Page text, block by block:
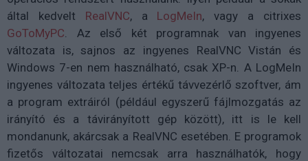
által kedvelt RealVNC, a LogMeIn, vagy a citrixes
GoToMyPC . Az első két programnak van ingyenes
változata is, sajnos az ingyenes RealVNC Vistán és
Windows 7-en nem használható, csak XP-n. A LogMeIn
ingyenes változata teljes értékű távvezérlő szoftver, ám
a program extráiról (például egyszerű fájlmozgatás az
irányító és a távirányított gép között), itt is le kell
mondanunk, akárcsak a RealVNC esetében. E programok
fizetős változatai nemcsak arra használhatók, hogy